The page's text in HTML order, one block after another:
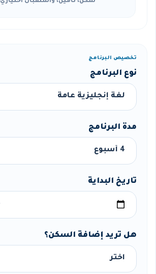
تخصيص البرنامج
نوع البرنامج
مدة البرنامج
تاريخ البداية
هل تريد إضافة السكن؟